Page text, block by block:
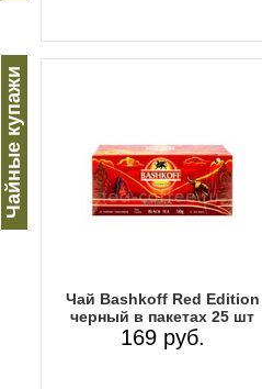
Чайные купажи
Чай Bashkoff Red Edition
черный в пакетах 25 шт
169 руб.